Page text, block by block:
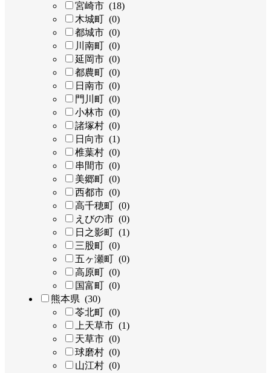
宮崎市 (18)
木城町 (0)
都城市 (0)
川南町 (0)
延岡市 (0)
都農町 (0)
日南市 (0)
門川町 (0)
小林市 (0)
諸塚村 (0)
日向市 (1)
椎葉村 (0)
串間市 (0)
美郷町 (0)
西都市 (0)
高千穂町 (0)
えびの市 (0)
日之影町 (1)
三股町 (0)
五ヶ瀬町 (0)
高原町 (0)
国富町 (0)
熊本県 (30)
苓北町 (0)
上天草市 (1)
天草市 (0)
球磨村 (0)
山江村 (0)